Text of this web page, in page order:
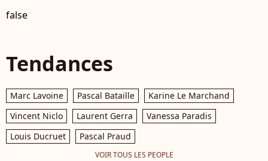
false
Tendances
Marc Lavoine Pascal Bataille
Karine Le Marchand
Vincent Niclo
Laurent Gerra
Vanessa Paradis
Louis Ducruet
Pascal Praud
VOIR TOUS LES PEOPLE